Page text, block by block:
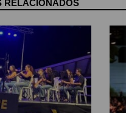
RELACIONADOS